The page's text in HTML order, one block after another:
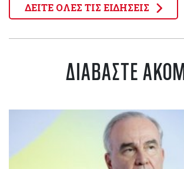
ΔΕΙΤΕ ΟΛΕΣ ΤΙΣ ΕΙΔΗΣΕΙΣ
ΔΙΑΒΑΣΤΕ